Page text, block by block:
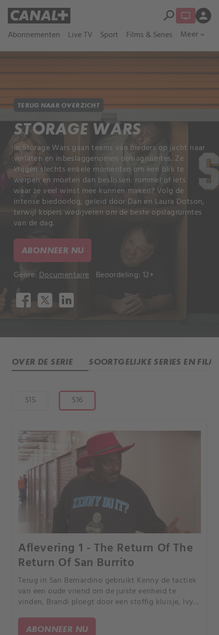
Abonnementen Live TV Sport Films & Series Meer expand_more
search person
TERUG NAAR OVERZICHT
STORAGE WARS
In Storage Wars gaan teams van bieders op jacht naar
verlaten en inbeslaggenomen opslagruimtes. Ze
krijgen slechts enkele momenten om een blik te
werpen en moeten dan beslissen: rommel of iets
waar ze veel winst mee kunnen maken? Volg de
intense biedoorlog, geleid door Dan en Laura Dotson,
terwijl kopers wedijveren om de beste opslagruimtes
van de dag.
ABONNEER NU
Genre: Documentaire Beoordeling: 12+
OVER DE SERIE SOORTGELIJKE SERIES EN
S15 S16
Aflevering 1 - The Return Of The
Return Of San Burrito
Terug in San Bernardino gebruikt Kenny de tactiek
van een oude vriend om de juiste eenheid te
vinden, Brandi ploegt door een stoffig kluisje, Ivy
enorme kamer.
ABONNEER NU